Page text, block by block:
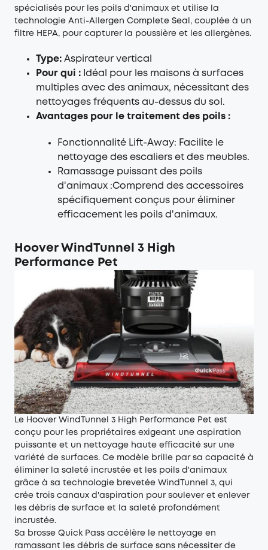
spécialisés pour les poils d'animaux et utilise la
technologie Anti-Allergen Complete Seal, couplée à un
filtre HEPA, pour capturer la poussière et les allergènes.
Type: Aspirateur vertical
Pour qui : Idéal pour les maisons à surfaces
multiples avec des animaux, nécessitant des
nettoyages fréquents au-dessus du sol.
Avantages pour le traitement des poils :
Fonctionnalité Lift-Away: Facilite le
nettoyage des escaliers et des meubles.
Ramassage puissant des poils
d'animaux :Comprend des accessoires
spécifiquement conçus pour éliminer
efficacement les poils d'animaux.
Hoover WindTunnel 3 High
Performance Pet
Le Hoover WindTunnel 3 High Performance Pet est
conçu pour les propriétaires exigeant une aspiration
puissante et un nettoyage haute efficacité sur une
variété de surfaces. Ce modèle brille par sa capacité à
éliminer la saleté incrustée et les poils d'animaux
grâce à sa technologie brevetée WindTunnel 3, qui
crée trois canaux d'aspiration pour soulever et enlever
les débris de surface et la saleté profondément
incrustée.
Sa brosse Quick Pass accélère le nettoyage en
ramassant les débris de surface sans nécessiter de